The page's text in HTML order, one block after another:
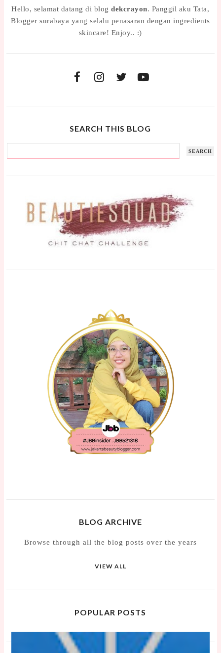
Hello, selamat datang di blogdekcrayon. Panggil aku Tata,
Blogger surabaya yang selalu penasaran dengan ingredients
skincare! Enjoy.. :)
SEARCH THIS BLOG
BLOG ARCHIVE
Browse through all the blog posts over the years
VIEW ALL
POPULAR POSTS